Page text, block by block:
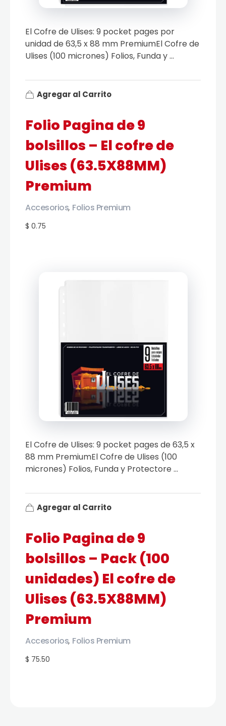
Folio Pagina de 9
bolsillos – El cofre de
Ulises (63.5X88MM)
Premium
$ 0.75
Accesorios, Folios Premium
El Cofre de Ulises: 9 pocket pages por
unidad de 63,5 x 88 mm PremiumEl Cofre de
Ulises (100 micrones) Folios, Funda y ...
Agregar al Carrito
Folio Pagina de 9
bolsillos – Pack (100
unidades) El cofre de
Ulises (63.5X88MM)
Premium
$ 75.50
Accesorios, Folios Premium
El Cofre de Ulises: 9 pocket pages de 63,5 x
88 mm PremiumEl Cofre de Ulises (100
micrones) Folios, Funda y Protectore ...
Agregar al Carrito